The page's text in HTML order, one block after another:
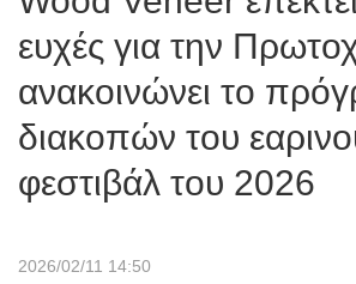
2026
ευχές για την
ανακοινώνει το
διακοπών του
φεστιβάλ του 2026
2026/02/11 14:50